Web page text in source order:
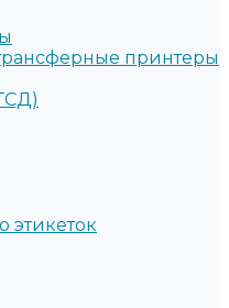
принтеры
этикеток